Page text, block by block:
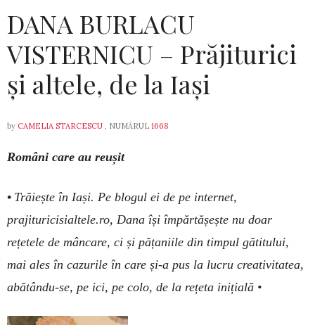
DANA BURLACU
VISTERNICU – Prăjiturici
și altele, de la Iași
by CAMELIA STARCESCU , NUMĂRUL 1668
Români care au reușit
• Trăiește în Iași. Pe blogul ei de pe internet,
prajituricisialtele.ro, Dana își împărtășește nu doar
rețetele de mâncare, ci și pățaniile din timpul gătitului,
mai ales în cazurile în care și-a pus la lucru creativitatea,
abătându-se, pe ici, pe colo, de la rețeta inițială •